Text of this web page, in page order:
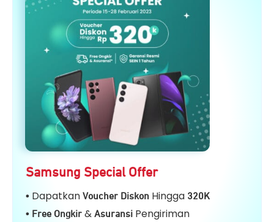
Samsung Special Offer
• Dapatkan Voucher Diskon Hingga 320K
• Free Ongkir & Asuransi Pengiriman